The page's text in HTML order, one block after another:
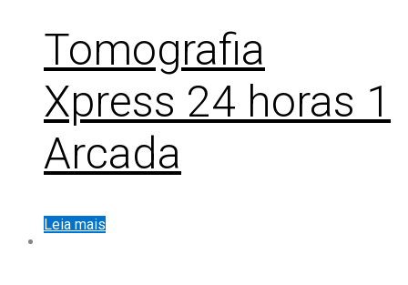
Tomografia
Xpress 24 horas 1
Arcada
Leia mais